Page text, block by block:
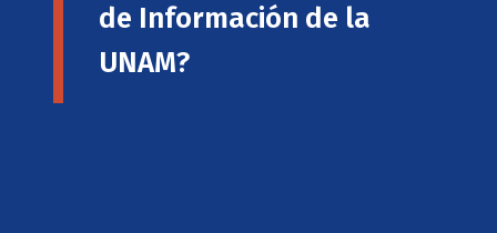
de Información de la
UNAM?